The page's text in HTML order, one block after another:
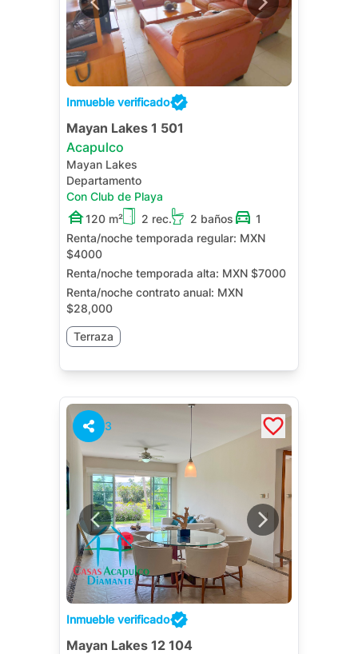
Inmueble verificado
Mayan Lakes 1 501
Acapulco
Mayan Lakes
Departamento
Con Club de Playa
120 m²
2 rec. 2 baños
1
Renta/noche temporada regular: MXN
$4000
Renta/noche temporada alta: MXN $7000
Renta/noche contrato anual: MXN
$28,000
Terraza
3
Inmueble verificado
Mayan Lakes 12 104